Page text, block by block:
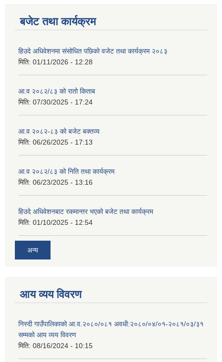
बजेट तथा कार्यक्रम
हिउदे अधिवेशनमा संसोधित पछिको वजेट तथा कार्यक्रम २०८३
मिति: 01/11/2026 - 12:28
आ.व २०८२/८३ को रातो किताब
मिति: 07/30/2025 - 17:24
आ.व २०८२-८३ को बजेट बक्तव्य
मिति: 06/26/2025 - 17:13
आ.व २०८२/८३ को निति तथा कार्यक्रम
मिति: 06/23/2025 - 13:16
हिउदे अधिवेशनबाट रकमान्तर भएको बजेट तथा कार्यक्रम
मिति: 01/10/2025 - 12:54
अन्य
आय व्यय विवरण
निस्दी गाउँपालिकाको आ.व.२०८०/०८१ अवधी:२०८०/०४/०१-२०८१/०३/३१
सम्मको आय व्यय विवरण
मिति: 08/16/2024 - 10:15